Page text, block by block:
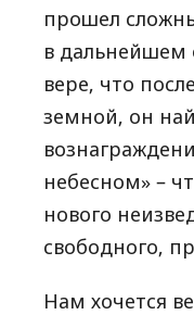
прошел
в дальнейшем
вере, что
земной, он
небесном» –
нового
свободного,
Нам хочется